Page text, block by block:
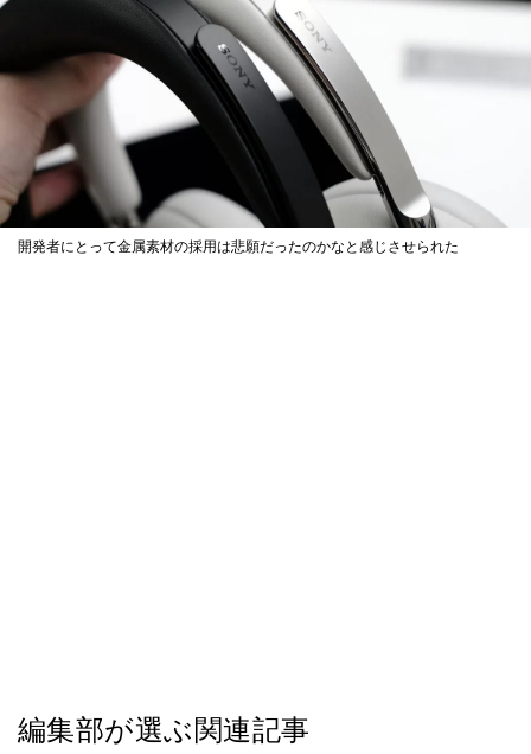
開発者にとって金属素材の採用は悲願だったのかなと感じさせられた
編集部が選ぶ関連記事